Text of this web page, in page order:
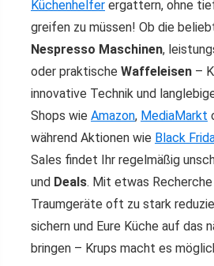
Küchenhelfer ergattern, ohne
greifen zu müssen! Ob die
Nespresso Maschinen,
oder praktische Waffeleisen –
innovative Technik und
Shops wie Amazon, MediaMarkt
während Aktionen wie Black
Sales findet Ihr regelmäßig
und Deals. Mit etwas
Traumgeräte oft zu stark
sichern und Eure Küche auf das
bringen – Krups macht es